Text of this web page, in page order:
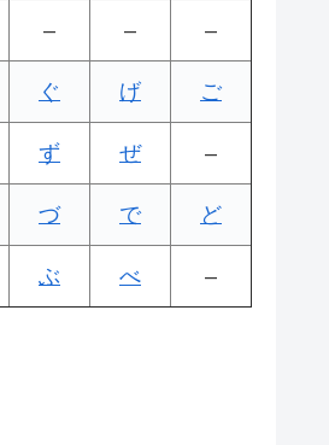
– – –
ぐ げ ご
ず ぜ –
づ で ど
ぶ べ –